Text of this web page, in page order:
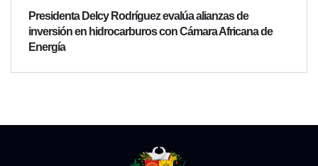
Presidenta Delcy Rodríguez evalúa alianzas de
inversión en hidrocarburos con Cámara Africana de
Energía